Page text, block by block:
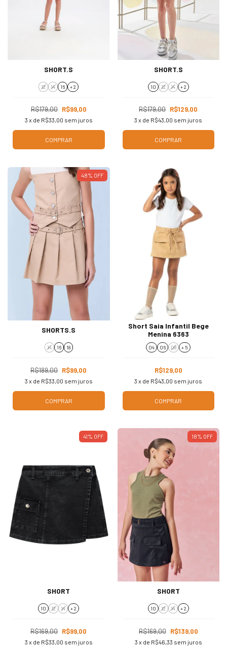
SHORT.S
12 14 16 + 2
R$179,00 R$99,00
3 x de R$33,00 sem juros
COMPRAR
SHORT.S
10 12 14 + 2
R$179,00 R$129,00
3 x de R$43,00 sem juros
COMPRAR
48% OFF
SHORTS.S
14 16 18
R$189,00 R$99,00
3 x de R$33,00 sem juros
COMPRAR
Short Saia Infantil Bege
Menina 6363
04 06 08 + 5
R$129,00
3 x de R$43,00 sem juros
COMPRAR
41% OFF
SHORT
10 12 14 + 2
R$169,00 R$99,00
3 x de R$33,00 sem juros
18% OFF
SHORT
10 12 14 + 2
R$169,00 R$139,00
3 x de R$46,33 sem juros